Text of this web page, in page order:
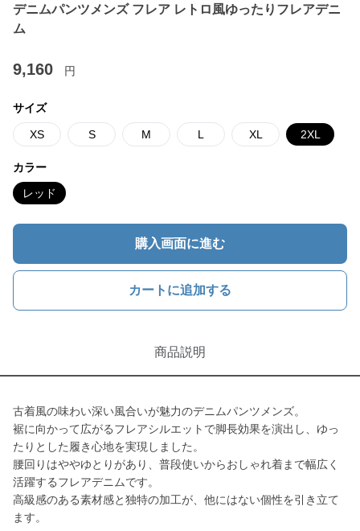
デニムパンツメンズ フレア レトロ風ゆったりフレアデニ
ム
9,160 円
サイズ
XS S M L XL 2XL
カラー
レッド
購入画面に進む
カートに追加する
商品説明
古着風の味わい深い風合いが魅力のデニムパンツメンズ。
裾に向かって広がるフレアシルエットで脚長効果を演出し、ゆっ
たりとした履き心地を実現しました。
腰回りはややゆとりがあり、普段使いからおしゃれ着まで幅広く
活躍するフレアデニムです。
高級感のある素材感と独特の加工が、他にはない個性を引き立て
ます。